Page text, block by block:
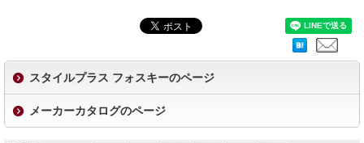
スタイルプラス フォスキーのページ
メーカーカタログのページ